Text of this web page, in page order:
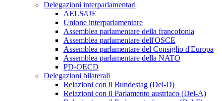
Delegazioni interparlamentari
AELS/UE
Unione interparlamentare
Assemblea parlamentare della francofonia
Assemblea parlamentare dell'OSCE
Assemblea parlamentare del Consiglio d'Europa
Assemblea parlamentare della NATO
PD-OECD
Delegazioni bilaterali
Relazioni con il Bundestag (Del-D)
Relazioni con il Parlamento austriaco (Del-A)